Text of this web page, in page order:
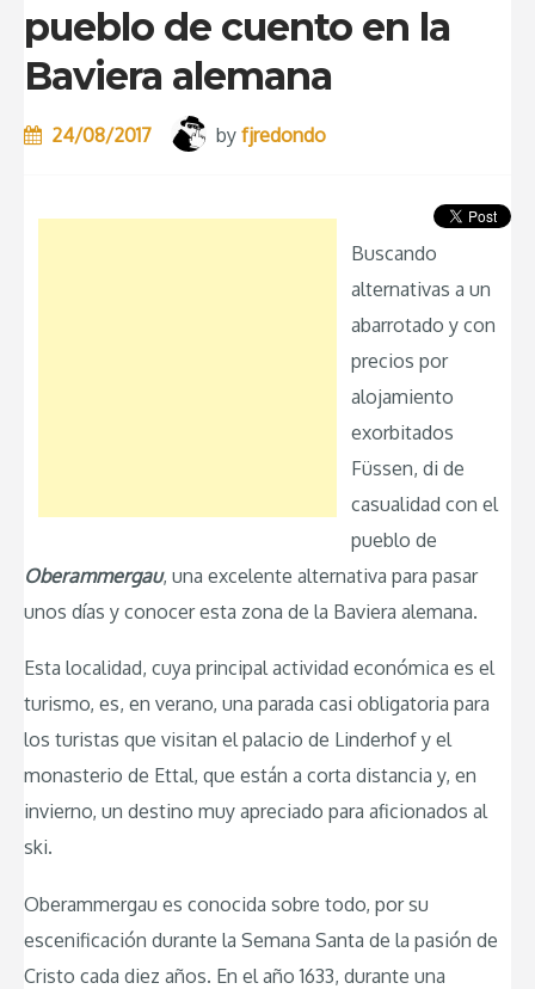
pueblo de cuento en la
Baviera alemana
24/08/2017 by fjredondo
Buscando
alternativas a un
abarrotado y con
precios por
alojamiento
exorbitados
Füssen, di de
casualidad con el
pueblo de
Oberammergau, una excelente alternativa para pasar
unos días y conocer esta zona de la Baviera alemana.
Esta localidad, cuya principal actividad económica es el
turismo, es, en verano, una parada casi obligatoria para
los turistas que visitan el palacio de Linderhof y el
monasterio de Ettal, que están a corta distancia y, en
invierno, un destino muy apreciado para aficionados al
ski.
Oberammergau es conocida sobre todo, por su
escenificación durante la Semana Santa de la pasión de
Cristo cada diez años. En el año 1633, durante una